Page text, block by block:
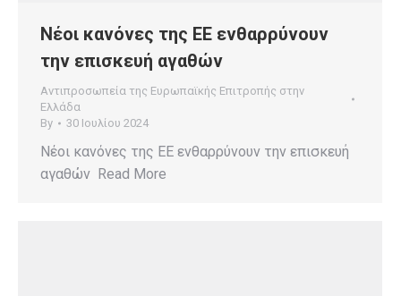
Νέοι κανόνες της ΕΕ ενθαρρύνουν
την επισκευή αγαθών
Αντιπροσωπεία της Ευρωπαϊκής Επιτροπής στην
Ελλάδα
By
30 Ιουλίου 2024
Νέοι κανόνες της ΕΕ ενθαρρύνουν την επισκευή
αγαθών Read More